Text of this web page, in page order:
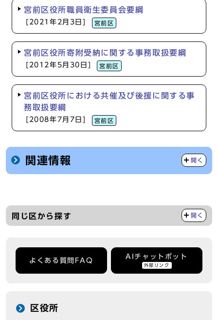
宮前区役所職員衛生委員会要綱
[2021年2月3日] 宮前区
宮前区役所寄附受納に関する事務取扱要綱
[2012年5月30日] 宮前区
宮前区役所における共催及び後援に関する事
務取扱要綱
[2008年7月7日] 宮前区
関連情報 開く
同じ区から探す 開く
よくある質問FAQ
AIチャットボット
外部リンク
区役所